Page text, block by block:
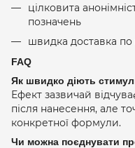
цілковита
позначень
швидка доставка по
FAQ
Як швидко діють
Ефект зазвичай
після нанесення, але
конкретної формули.
Чи можна поєднувати